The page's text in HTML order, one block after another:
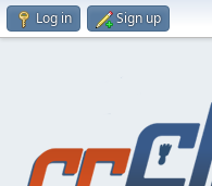
Log in Sign up